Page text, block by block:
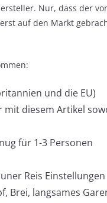
Nur, dass der
auf den Markt
und die EU)
diesem Artikel
für 1-3 Personen
Reis Einstellungen
Brei, langsames